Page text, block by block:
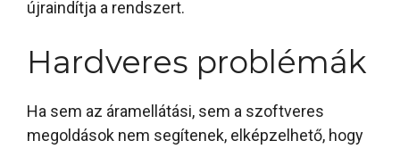
újraindítja a rendszert.
Hardveres problémák
Ha sem az áramellátási, sem a szoftveres
megoldások nem segítenek, elképzelhető, hogy